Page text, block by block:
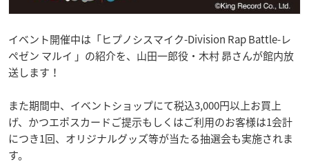
イベント開催中は「ヒプノシスマイク-Division Rap Battle-レ
ペゼン マルイ 」の紹介を、山田一郎役・木村 昴さんが館内放
送します！
また期間中、イベントショップにて税込3,000円以上お買上
げ、かつエポスカードご提示もしくはご利用のお客様は1会計
につき1回、オリジナルグッズ等が当たる抽選会も実施されま
す。